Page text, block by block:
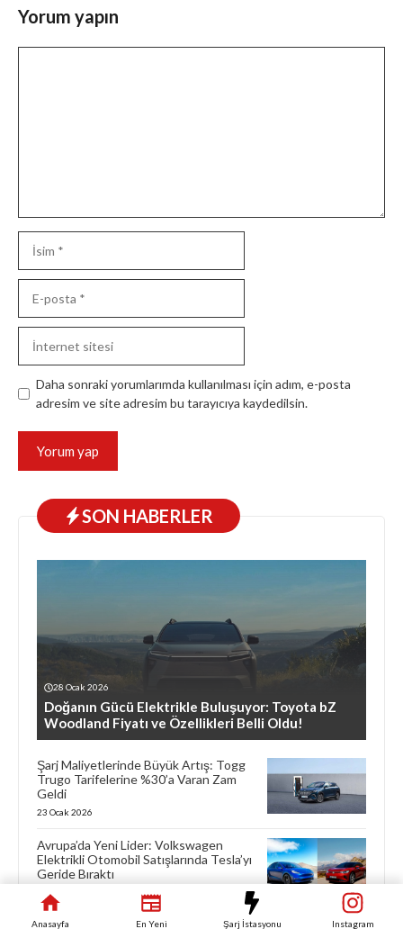
Yorum yapın
posta
sitesi
Daha sonraki yorumlarımda kullanılması için adım, e-posta
adresim ve site adresim bu tarayıcıya kaydedilsin.
SON HABERLER
28 Ocak 2026
Doğanın Gücü Elektrikle Buluşuyor: Toyota bZ
Woodland Fiyatı ve Özellikleri Belli Oldu!
Şarj Maliyetlerinde Büyük Artış: Togg
Trugo Tarifelerine %30’a Varan Zam
Geldi
23 Ocak 2026
Avrupa’da Yeni Lider: Volkswagen
Elektrikli Otomobil Satışlarında Tesla’yı
Geride Bıraktı
22 Ocak 2026
Anasayfa En Yeni Şarj İstasyonu Instagram